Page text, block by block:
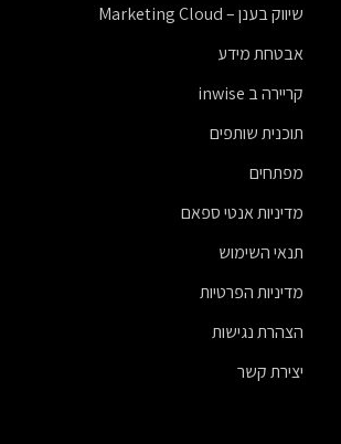
שיווק בענן – Marketing Cloud
אבטחת מידע
קריירה ב inwise
תוכנית שותפים
מפתחים
מדיניות אנטי ספאם
תנאי השימוש
מדיניות הפרטיות
הצהרת נגישות
יצירת קשר